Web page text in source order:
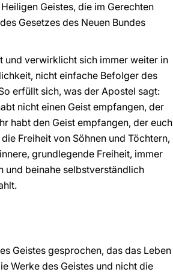
Geistes, die im Gerechten
Gesetzes des Neuen Bundes
und verwirklicht sich immer weiter in
nicht einfache Befolger des
erfüllt sich, was der Apostel sagt:
nicht einen Geist empfangen, der
habt den Geist empfangen, der euch
Freiheit von Söhnen und Töchtern,
grundlegende Freiheit, immer
und beinahe selbstverständlich
Geistes gesprochen, das das Leben
Werke des Geistes und nicht die